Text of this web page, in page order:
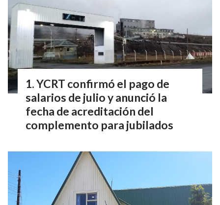
YCRT confirmó el pago de
salarios de julio y anunció la
fecha de acreditación del
complemento para jubilados